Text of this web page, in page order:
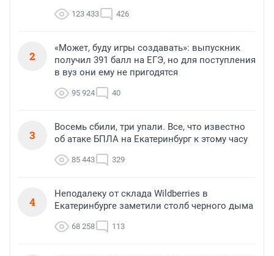
123 433 426
2
«Может, буду игры создавать»: выпускник
получил 391 балл на ЕГЭ, но для поступления
в вуз они ему не пригодятся
95 924 40
3
Восемь сбили, три упали. Все, что известно
об атаке БПЛА на Екатеринбург к этому часу
85 443 329
4
Неподалеку от склада Wildberries в
Екатеринбурге заметили столб черного дыма
68 258 113